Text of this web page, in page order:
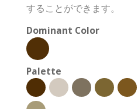
することができます。
Dominant Color
Palette